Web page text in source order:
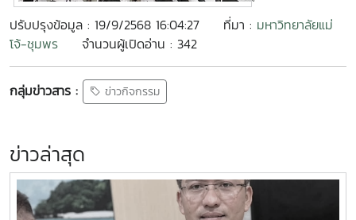
ปรับปรุงข้อมูล : 19/9/2568 16:04:27 ที่มา : มหาวิทยาลัยแม่
โจ้-ชุมพร
จำนวนผู้เปิดอ่าน : 342
กลุ่มข่าวสาร : ข่าวกิจกรรม
ข่าวล่าสุด